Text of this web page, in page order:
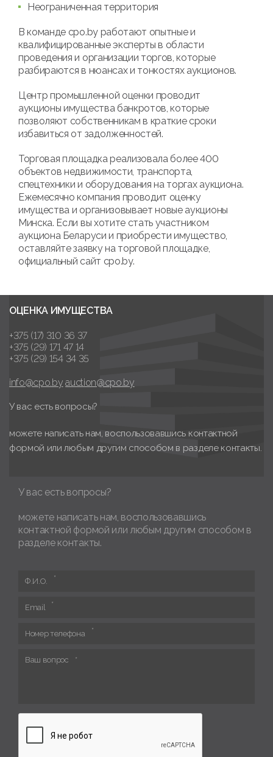
Неограниченная территория
В команде cpo.by работают опытные и
квалифицированные эксперты в области
проведения и организации торгов, которые
разбираются в нюансах и тонкостях аукционов.
Центр промышленной оценки проводит
аукционы имущества банкротов, которые
позволяют собственникам в краткие сроки
избавиться от задолженностей.
Торговая площадка реализовала более 400
объектов недвижимости, транспорта,
спецтехники и оборудования на торгах аукциона.
Ежемесячно компания проводит оценку
имущества и организовывает новые аукционы
Минска. Если вы хотите стать участником
аукциона Беларуси и приобрести имущество,
оставляйте заявку на торговой площадке,
официальный сайт cpo.by.
ОЦЕНКА ИМУЩЕСТВА
+375 (17) 310 36 37
+375 (29) 171 47 14
+375 (29) 154 34 35
info@cpo.by auction@cpo.by
У вас есть вопросы?
можете написать нам, воспользовавшись контактной
формой или любым другим способом в разделе контакты.
У вас есть вопросы?
можете написать нам, воспользовавшись
контактной формой или любым другим способом в
разделе контакты.
Ф.И.О.
Email
Номер телефона
Ваш вопрос